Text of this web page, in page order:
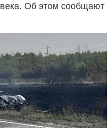
Об этом сообщают